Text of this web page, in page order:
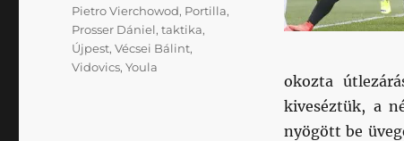
okozta
kiveséztük, a
nyögött be
Pietro Vierchowod, Portilla,
Prosser Dániel,taktika,
Újpest,Vécsei Bálint,
Vidovics,Youla